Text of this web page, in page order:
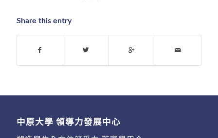
Share this entry
中原大學 領導力發展中心